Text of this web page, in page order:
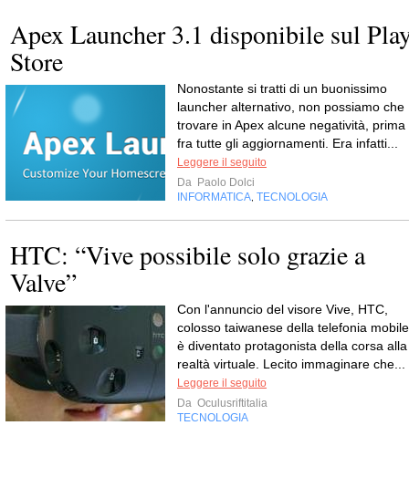
Apex Launcher 3.1 disponibile sul
Store
Nonostante si tratti di un buonissimo
launcher alternativo, non possiamo che
trovare in Apex alcune negatività, prima
fra tutte gli aggiornamenti. Era infatti...
Leggere il seguito
Da Paolo Dolci
INFORMATICA TECNOLOGIA
HTC: “Vive possibile solo grazie a
Valve”
Con l'annuncio del visore Vive, HTC,
colosso taiwanese della telefonia
è diventato protagonista della corsa alla
realtà virtuale. Lecito immaginare che...
Leggere il seguito
Da Oculusriftitalia
TECNOLOGIA